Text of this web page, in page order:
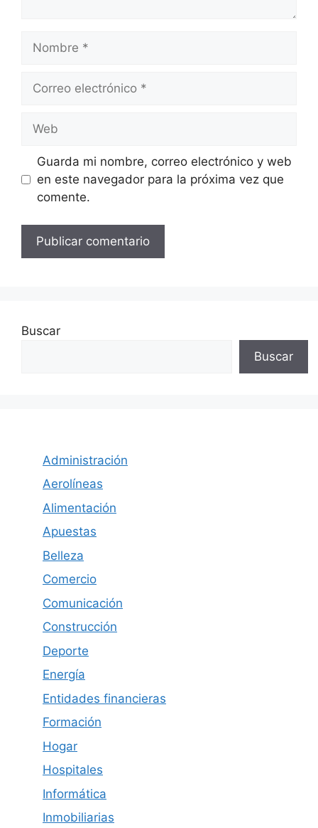
Nombre
Correo
Web
Guarda mi nombre, correo electrónico y web
en este navegador para la próxima vez que
comente.
Buscar
Buscar
Administración
Aerolíneas
Alimentación
Apuestas
Belleza
Comercio
Comunicación
Construcción
Deporte
Energía
Entidades financieras
Formación
Hogar
Hospitales
Informática
Inmobiliarias